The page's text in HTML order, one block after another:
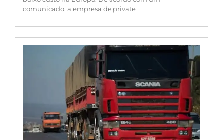
comunicado, a empresa de private